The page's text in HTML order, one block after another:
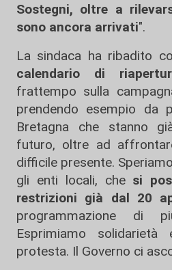
Sostegni, oltre a
sono ancora arrivati".
La sindaca ha ribadito
calendario di
frattempo sulla
prendendo esempio da
Bretagna che stanno
futuro, oltre ad
difficile presente.
gli enti locali, che si
restrizioni già dal 20
programmazione di
Esprimiamo
protesta. Il Governo ci